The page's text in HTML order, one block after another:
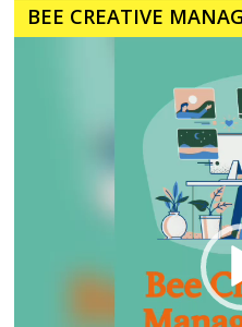
BEE CREATIVE